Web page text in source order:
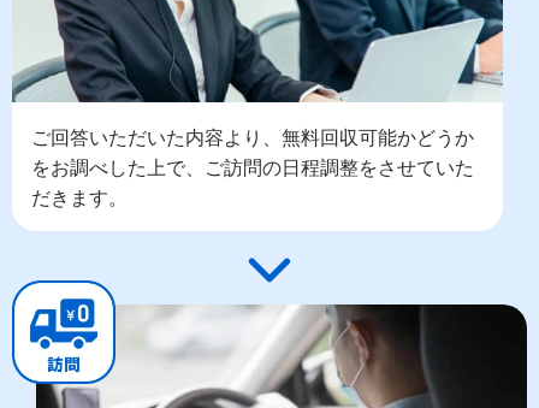
ご回答いただいた内容より、無料回収可能かどうか
をお調べした上で、ご訪問の日程調整をさせていた
だきます。